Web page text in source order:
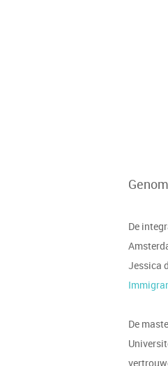
De
Jessica
De